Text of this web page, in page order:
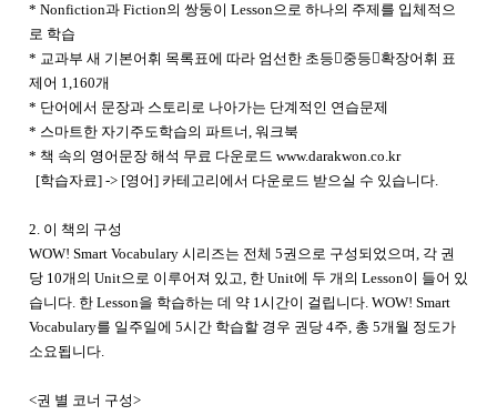
* Nonfiction과 Fiction의 쌍둥이 Lesson으로 하나의 주제를 입체적으
로 학습
* 교과부 새 기본어휘 목록표에 따라 엄선한 초등중등확장어휘 표
제어 1,160개
* 단어에서 문장과 스토리로 나아가는 단계적인 연습문제
* 스마트한 자기주도학습의 파트너, 워크북
* 책 속의 영어문장 해석 무료 다운로드 www.darakwon.co.kr
[학습자료] -> [영어] 카테고리에서 다운로드 받으실 수 있습니다.
2. 이 책의 구성
WOW! Smart Vocabulary 시리즈는 전체 5권으로 구성되었으며, 각 권
당 10개의 Unit으로 이루어져 있고, 한 Unit에 두 개의 Lesson이 들어 있
습니다. 한 Lesson을 학습하는 데 약 1시간이 걸립니다. WOW! Smart
Vocabulary를 일주일에 5시간 학습할 경우 권당 4주, 총 5개월 정도가
소요됩니다.
<권 별 코너 구성>